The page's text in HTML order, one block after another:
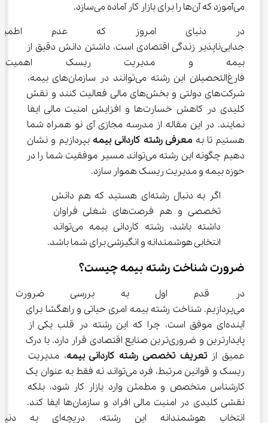
می‌آموزد که آن‌ها را برای بازار کار آماده می‌سازد.
در دنیای امروز که عدم
جدایی‌ناپذیر زندگی اقتصادی است، داشتن دانش دقیق از
بیمه و مدیریت ریسک اهمیت
فارغ‌التحصیلان این رشته می‌توانند در سازمان‌های بیمه،
شرکت‌های دولتی و بخش‌های مالی فعالیت کنند و نقش
کلیدی در کاهش خسارت‌ها و افزایش امنیت مالی ایفا
نمایند. در این مقاله از مدرسه مجازی آی نو همراه شما
هستیم تا به معرفی رشته کاردانی بیمه بپردازیم و نشان
دهیم چگونه این رشته می‌تواند مسیر موفقیت شما را در
حوزه بیمه و مدیریت ریسک هموار سازد.
اگر به دنبال رشته‌ای هستید که هم دانش
تخصصی و هم فرصت‌های شغلی فراوان
داشته باشد، رشته کاردانی بیمه می‌تواند
انتخابی هوشمندانه و انگیزشی برای شما باشد.
ضرورت شناخت رشته بیمه چیست؟
در قدم اول به بررسی ضرورت
می‌پردازیم. شناخت رشته بیمه امری حیاتی و راهگشا برای
آینده‌ای موفق است، چرا که این رشته در قلب یکی از
پایدارترین و ضروری‌ترین صنایع اقتصادی قرار دارد. با درک
عمیق از تعریف تخصصی رشته کاردانی بیمه، مدیریت
ریسک و قوانین مرتبط، فرد می‌تواند نه فقط به عنوان یک
کارشناس متخصص و مطمئن وارد بازار کار شود، بلکه
نقشی کلیدی در امنیت مالی افراد و سازمان‌ها ایفا کند.
انتخاب هوشمندانه این رشته،